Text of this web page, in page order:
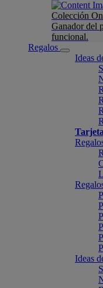
Colección
Ganador del
funcional.
Regalos
Ideas
Ideas